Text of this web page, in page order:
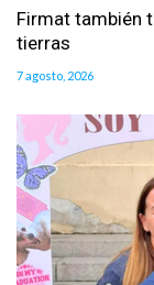
Firmat también
tierras
7 agosto, 2026